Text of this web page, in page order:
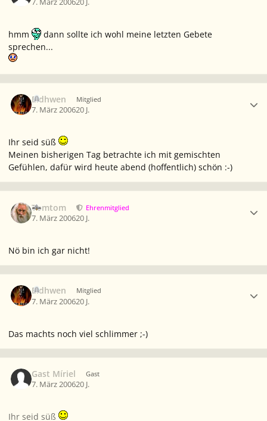
hmm
dann sollte ich wohl meine letzten Gebete
sprechen...
Eldhwen Mitglied
7. März 200620 J.
Ihr seid süß
Meinen bisherigen Tag betrachte ich mit gemischten
Gefühlen, dafür wird heute abend (hoffentlich) schön :-)
Tomtom Ehrenmitglied
7. März 200620 J.
Nö bin ich gar nicht!
Eldhwen Mitglied
7. März 200620 J.
Das machts noch viel schlimmer ;-)
Gast Míriel Gast
7. März 200620 J.
Ihr seid süß